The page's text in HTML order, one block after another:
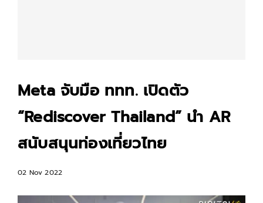
Meta จับมือ ททท. เปิดตัว
“Rediscover Thailand” นำ AR
สนับสนุนท่องเที่ยวไทย
02 Nov 2022